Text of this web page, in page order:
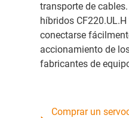
transporte de
híbridos
conectarse
accionamiento de
fabricantes de
Comprar un